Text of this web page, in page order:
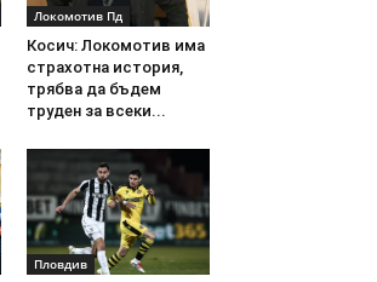
Локомотив Пд
Косич: Локомотив има
страхотна история,
трябва да бъдем
труден за всеки...
Пловдив